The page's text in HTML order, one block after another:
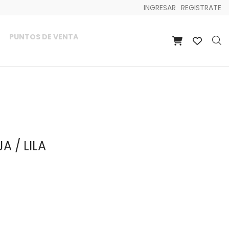
INGRESAR REGISTRATE
PUNTOS DE VENTA
/ LILA